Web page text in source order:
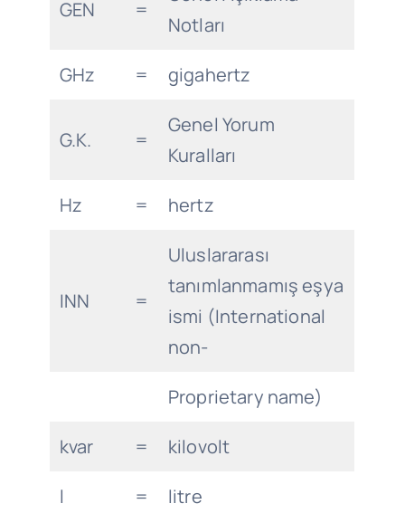
GEN =
Notları
GHz = gigahertz
G.K. =
Genel Yorum
Kuralları
Hz = hertz
INN =
Uluslararası
tanımlanmamış eşya
ismi (International
non-
Proprietary name)
kvar = kilovolt
l = litre